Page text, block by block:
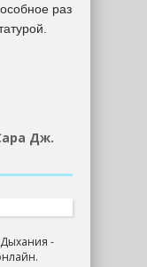
раз
Дж.
-